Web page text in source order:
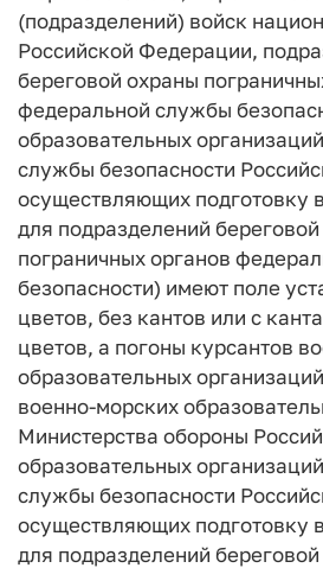
(подразделений) войск
Российской Федерации,
береговой охраны
федеральной службы
образовательных
службы безопасности
осуществляющих подготовку
для подразделений
пограничных органов
безопасности) имеют поле
цветов, без кантов или с
цветов, а погоны курсантов
образовательных
военно-морских
Министерства обороны
образовательных
службы безопасности
осуществляющих подготовку
для подразделений